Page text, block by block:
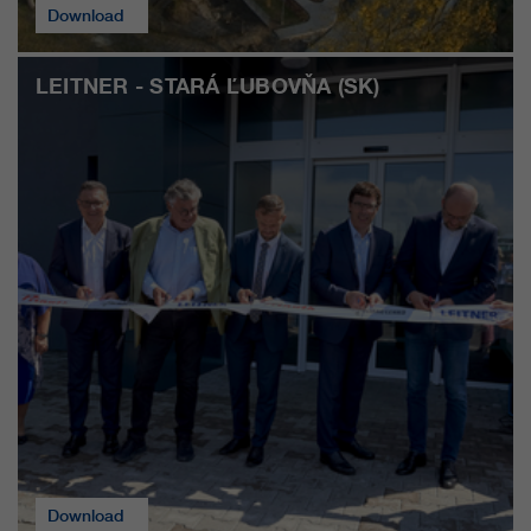
Download
LEITNER - STARÁ ĽUBOVŇA (SK)
Download
clientes/ socios.